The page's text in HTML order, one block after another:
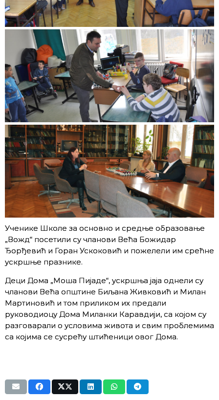
Ученике Школе за основно и средње образовање
„Вожд“ посетили су чланови Већа Божидар
Ђорђевић и Горан Ускоковић и пожелели им срећне
ускршње празнике.
Деци Дома „Моша Пијаде“, ускршња јаја однели су
чланови Већа општине Биљана Живковић и Милан
Мартиновић и том приликом их предали
руководиоцу Дома Миланки Каравдији, са којом су
разговарали о условима живота и свим проблемима
са којима се сусрећу штићеници овог Дома.